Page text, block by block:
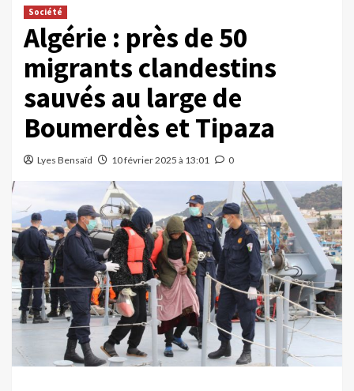
Société
Algérie : près de 50
migrants clandestins
sauvés au large de
Boumerdès et Tipaza
Lyes Bensaïd 10 février 2025 à 13:01 0